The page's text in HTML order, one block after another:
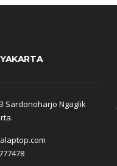
Sardonoharjo Ngaglik